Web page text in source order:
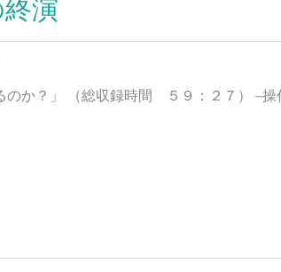
演
か？」 （総収録時間 ５９：２７） –操